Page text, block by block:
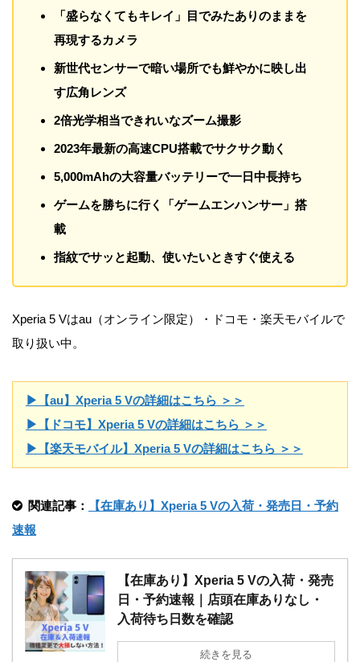
「盛らなくてもキレイ」目でみたありのままを
再現するカメラ
新世代センサーで暗い場所でも鮮やかに映し出
す広角レンズ
2倍光学相当できれいなズーム撮影
2023年最新の高速CPU搭載でサクサク動く
5,000mAhの大容量バッテリーで一日中長持ち
ゲームを勝ちに行く「ゲームエンハンサー」搭
載
指紋でサッと起動、使いたいときすぐ使える
Xperia 5 Vはau（オンライン限定）・ドコモ・楽天モバイルで
取り扱い中。
▶【au】Xperia 5 Vの詳細はこちら ＞＞
▶【ドコモ】Xperia 5 Vの詳細はこちら ＞＞
▶【楽天モバイル】Xperia 5 Vの詳細はこちら ＞＞
関連記事：
【在庫あり】Xperia 5 Vの入荷・発売日・予約
速報
【在庫あり】Xperia 5 Vの入荷・発売
日・予約速報｜店頭在庫ありなし・
入荷待ち日数を確認
続きを見る